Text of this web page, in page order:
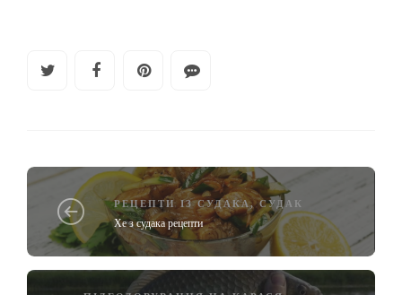
РЕЦЕПТИ ІЗ СУДАКА,СУДАК
Хе з судака рецепти